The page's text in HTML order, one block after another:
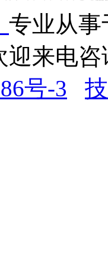
专业从事
迎来电咨
号-3